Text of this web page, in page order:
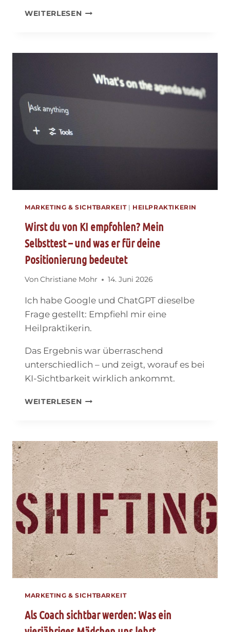
WEITERLESENCOACHING-
FEHLER,
DICH
GELD
MARKETING & SICHTBARKEIT| HEILPRAKTIKERIN
Wirst du von KI empfohlen? Mein
Selbsttest – und was er für deine
Positionierung bedeutet
VonChristiane Mohr 14. Juni 2026
Ich habe Google und ChatGPT dieselbe
Frage gestellt: Empfiehl mir eine
Heilpraktikerin.
Das Ergebnis war überraschend
unterschiedlich – und zeigt, worauf es bei
KI-Sichtbarkeit wirklich ankommt.
WEITERLESENWIRST
EMPFOHLEN?
MEIN
SELBSTTEST
–
UND
WAS
ER
FÜR
DEINE
POSITIONIERUNG
BEDEUTET
MARKETING & SICHTBARKEIT
Als Coach sichtbar werden: Was ein